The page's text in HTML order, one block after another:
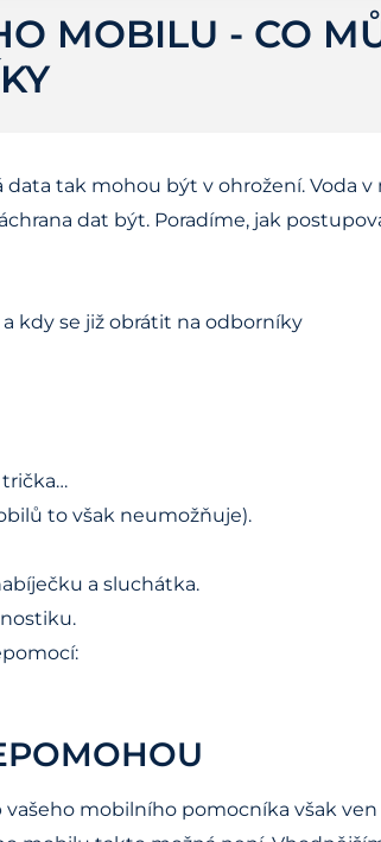
MOBILU - CO
tak mohou být v ohrožení. Voda
dat být. Poradíme, jak
to však neumožňuje).
a sluchátka.
mobilního pomocníka však ven